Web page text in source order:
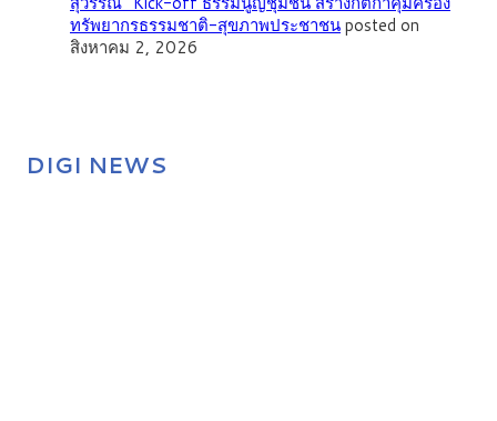
ทรัพยากรธรรมชาติ-สุขภาพประชาชนposted on
สิงหาคม 2, 2026
DIGI NEWS